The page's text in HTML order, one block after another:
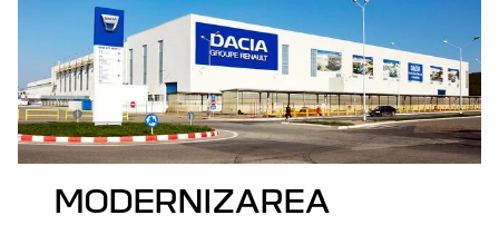
MODERNIZAREA